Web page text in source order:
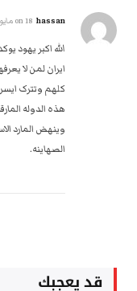
hassan 18 مايو، 2016 9:50 ص
الله اکبر یهود
ایران لمن لا
کلهم وتترک
هذه الدوله
وینهض المارد
الصهاینه.
قد يعجبك